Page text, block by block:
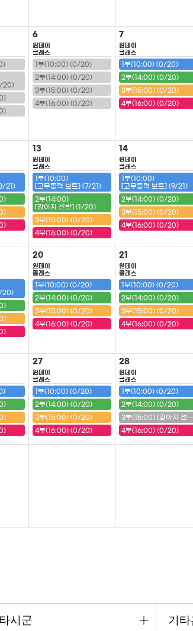
20)
6
원데이
클래스
1부(10:00) (0/20)
2부(14:00) (0/20)
3부(15:00) (0/20)
4부(16:00) (0/20)
7
원데이
클래스
1부(10:00) (0/20)
2부(14:00) (0/20)
3부(15:00) (0/20)
4부(16:00) (0/20)
21)
13
원데이
클래스
1부(10:00)
[고무동력 보트] (7/21)
2부(14:00)
[강아지 선반] (1/20)
3부(15:00) (0/20)
4부(16:00) (0/20)
14
원데이
클래스
1부(10:00)
[고무동력 보트] (9/21)
2부(14:00) (0/20)
3부(15:00) (0/20)
4부(16:00) (0/20)
20)
20
원데이
클래스
1부(10:00) (0/20)
2부(14:00) (0/20)
3부(15:00) (0/20)
4부(16:00) (0/20)
21
원데이
클래스
1부(10:00) (0/20)
2부(14:00) (0/20)
3부(15:00) (0/20)
4부(16:00) (0/20)
27
원데이
클래스
1부(10:00) (0/20)
2부(14:00) (0/20)
3부(15:00) (0/20)
4부(16:00) (0/20)
28
원데이
클래스
1부(10:00) (0/20)
2부(14:00) (0/20)
3부(15:00) [강아지 선반] (20/20) (마감)
4부(16:00) (0/20)